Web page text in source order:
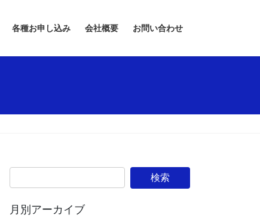
各種お申し込み 会社概要 お問い合わせ
月別アーカイブ